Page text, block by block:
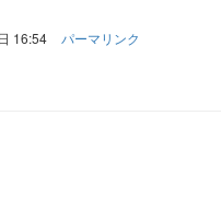
16:54 パーマリンク